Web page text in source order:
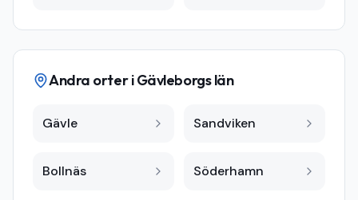
Andra orter iGävleborgs län
Gävle Sandviken
Bollnäs Söderhamn